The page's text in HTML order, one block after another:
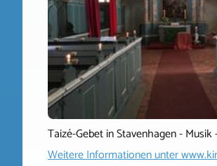
Taizé-Gebet in Stavenhagen -
Weitere Informationen unter